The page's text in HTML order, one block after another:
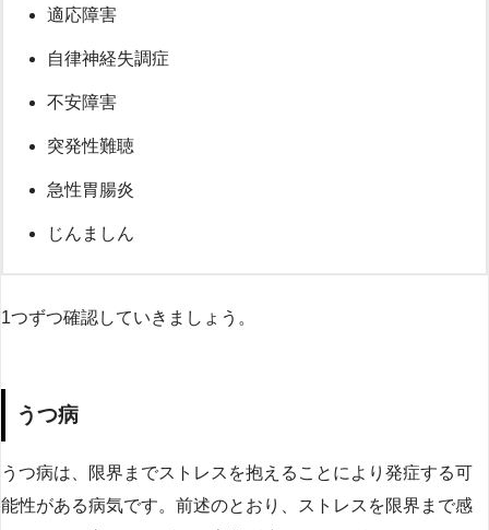
適応障害
自律神経失調症
不安障害
突発性難聴
急性胃腸炎
じんましん
1つずつ確認していきましょう。
うつ病
うつ病は、限界までストレスを抱えることにより発症する可
能性がある病気です。前述のとおり、ストレスを限界まで感